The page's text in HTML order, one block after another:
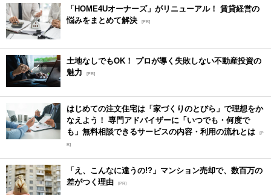
「HOME4Uオーナーズ」がリニューアル！ 賃貸経営の
悩みをまとめて解決 [PR]
土地なしでもOK！ プロが導く失敗しない不動産投資の
魅力
[PR]
はじめての注文住宅は「家づくりのとびら」で理想をか
なえよう！ 専門アドバイザーに「いつでも・何度で
も」無料相談できるサービスの内容・利用の流れとは [P
R]
「え、こんなに違うの!?」マンション売却で、数百万の
差がつく理由 [PR]